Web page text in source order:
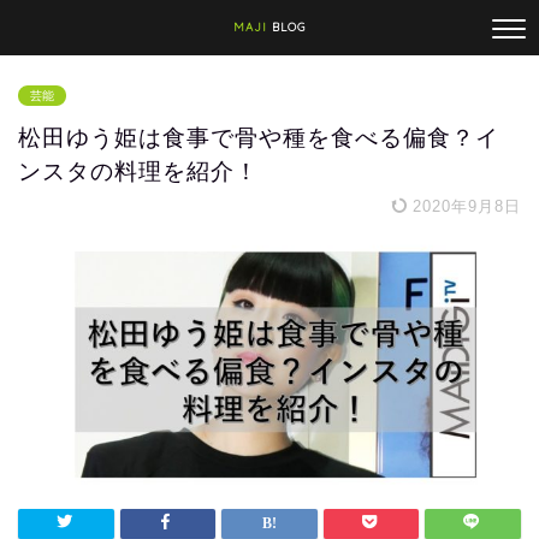
MAJI BLOG
芸能
松田ゆう姫は食事で骨や種を食べる偏食？イ
ンスタの料理を紹介！
2020年9月8日